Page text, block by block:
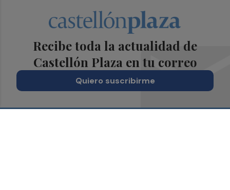
Recibe toda la actualidad de
Castellón Plaza en tu correo
Quiero suscribirme